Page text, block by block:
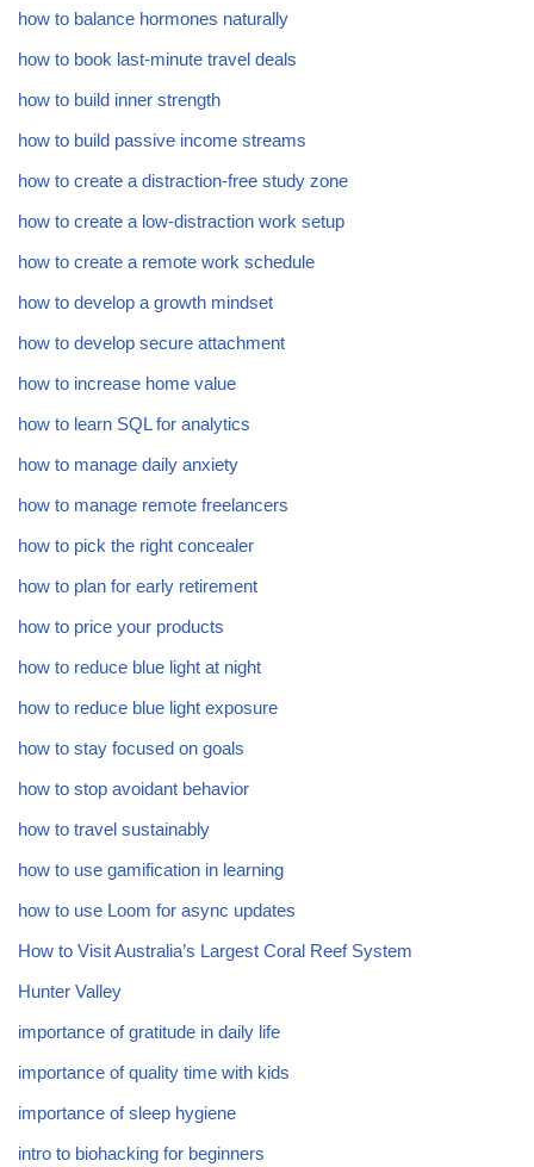
how to balance hormones naturally
how to book last-minute travel deals
how to build inner strength
how to build passive income streams
how to create a distraction-free study zone
how to create a low-distraction work setup
how to create a remote work schedule
how to develop a growth mindset
how to develop secure attachment
how to increase home value
how to learn SQL for analytics
how to manage daily anxiety
how to manage remote freelancers
how to pick the right concealer
how to plan for early retirement
how to price your products
how to reduce blue light at night
how to reduce blue light exposure
how to stay focused on goals
how to stop avoidant behavior
how to travel sustainably
how to use gamification in learning
how to use Loom for async updates
How to Visit Australia’s Largest Coral Reef System
Hunter Valley
importance of gratitude in daily life
importance of quality time with kids
importance of sleep hygiene
intro to biohacking for beginners